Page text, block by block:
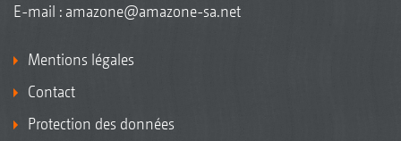
E-mail : amazone@amazone-sa.net
Mentions légales
Contact
Protection des données